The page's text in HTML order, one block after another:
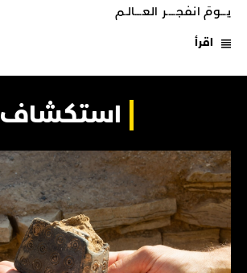
يـــومَ انفجـــــر العــــالـم
اقرأ
استكشاف